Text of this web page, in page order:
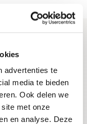
advertenties te
media te bieden
Ook delen we
met onze
en analyse. Deze
en